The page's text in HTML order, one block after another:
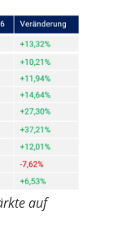
auf